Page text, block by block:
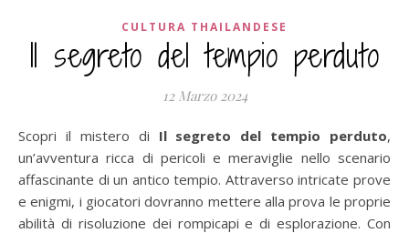
CULTURA THAILANDESE
Il segreto del tempio perduto
12 Marzo 2024
Scopri il mistero di Il segreto del tempio perduto,
un’avventura ricca di pericoli e meraviglie nello scenario
affascinante di un antico tempio. Attraverso intricate prove
e enigmi, i giocatori dovranno mettere alla prova le proprie
abilità di risoluzione dei rompicapi e di esplorazione. Con